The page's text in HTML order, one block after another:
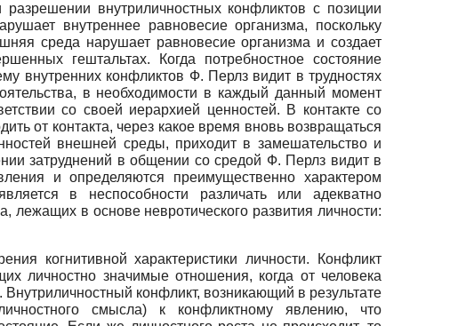
внутриличностных конфликтов с позиции
внутреннее равновесие организма, поскольку
среда нарушает равновесие организма и создает
гештальтах. Когда потребностное состояние
внутренних конфликтов Ф. Перлз видит в трудностях
в необходимости в каждый данный момент
со своей иерархией ценностей. В контакте со
от контакта, через какое время вновь возвращаться
внешней среды, приходит в замешательство и
затруднений в общении со средой Ф. Перлз видит в
и определяются преимущественно характером
в неспособности различать или адекватно
в основе невротического развития личности:
когнитивной характеристики личности. Конфликт
личностно значимые отношения, когда от человека
конфликт, возникающий в результате
смысла) к конфликтному явлению, что